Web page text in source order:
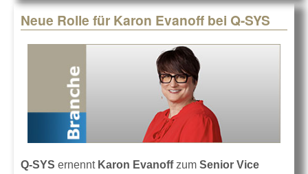
Neue Rolle für Karon Evanoff bei Q-SYS
Q-SYS ernenntKaron Evanoffzum Senior Vice